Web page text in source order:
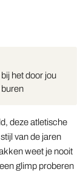
het door jou
deze atletische
van de jaren
weet je nooit
glimp proberen